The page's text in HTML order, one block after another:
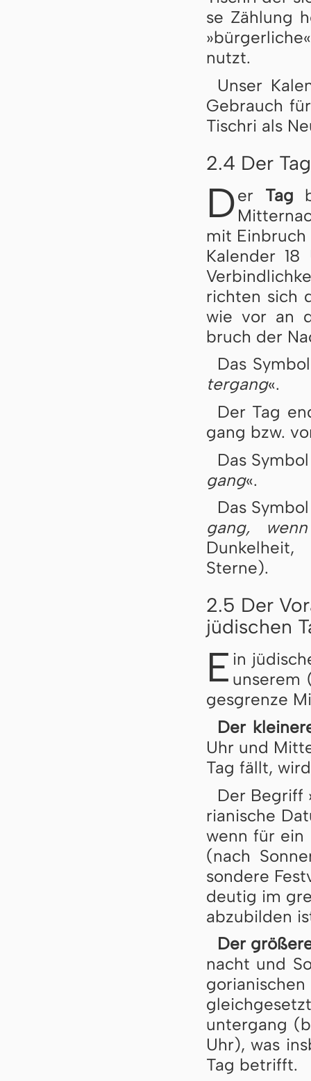
se Zäh­lung
nutzt.
Unser
Ge­brauch
Tisch­ri als
2.4 Der
Der Tag
mit
Ka­len­der
rich­ten sich
wie vor an
bruch der
Das
ter­gang«.
Der Tag
gang bzw.
Das
gang«.
Das
gang,
Sterne).
2.5 Der
jüdischen
E in
un­se­rem
ges­gren­ze
Der
Uhr und
Tag fällt,
Der Begriff
ri­a­ni­sche
wenn für ein
(nach
son­de­re
deu­tig im
ab­zu­bil­den
Der
nacht und
un­ter­gang
Uhr), was
Tag be­trifft.